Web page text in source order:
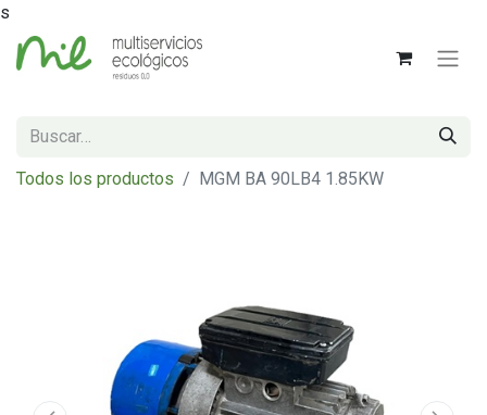
s
Todos los productos MGM BA 90LB4 1.85KW